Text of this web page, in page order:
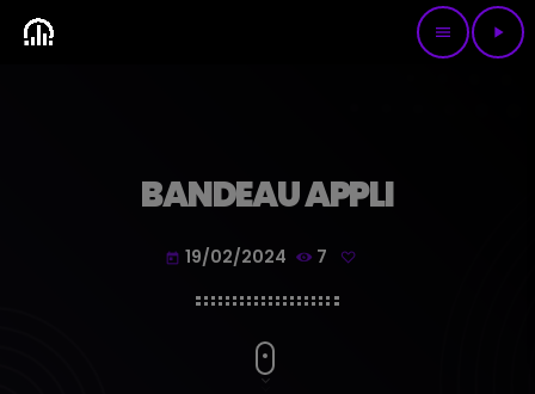
menu play_arrow
BANDEAU APPLI
today 19/02/2024 7